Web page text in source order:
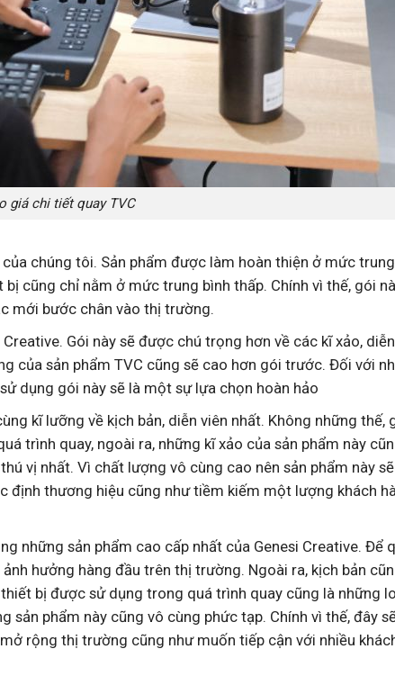
giá chi tiết quay TVC
chúng tôi. Sản phẩm được làm hoàn thiện ở mức
cũng chỉ nằm ở mức trung bình thấp. Chính vì thế, gói
mới bước chân vào thị trường.
Gói này sẽ được chú trọng hơn về các kĩ xảo,
của sản phẩm TVC cũng sẽ cao hơn gói trước. Đối với
dụng gói này sẽ là một sự lựa chọn hoàn hảo
kĩ lưỡng về kịch bản, diễn viên nhất. Không những thế,
trình quay, ngoài ra, những kĩ xảo của sản phẩm này
vị nhất. Vì chất lượng vô cùng cao nên sản phẩm này
định thương hiệu cũng như tiềm kiếm một lượng khách
những sản phẩm cao cấp nhất của Genesi Creative. Để
hưởng hàng đầu trên thị trường. Ngoài ra, kịch bản
bị được sử dụng trong quá trình quay cũng là những
phẩm này cũng vô cùng phức tạp. Chính vì thế, đây
rộng thị trường cũng như muốn tiếp cận với nhiều